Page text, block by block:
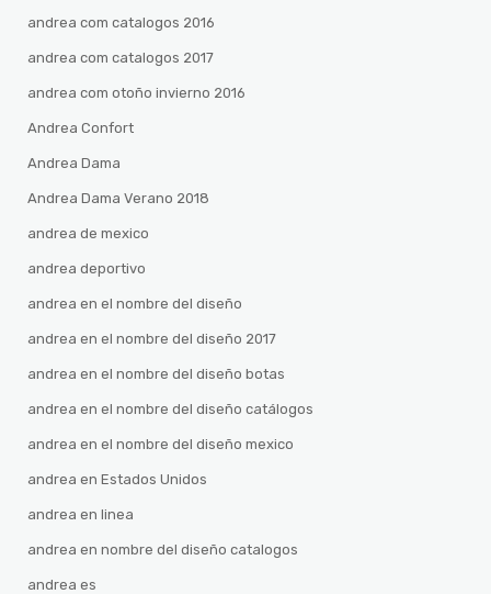
andrea com catalogos 2016
andrea com catalogos 2017
andrea com otoño invierno 2016
Andrea Confort
Andrea Dama
Andrea Dama Verano 2018
andrea de mexico
andrea deportivo
andrea en el nombre del diseño
andrea en el nombre del diseño 2017
andrea en el nombre del diseño botas
andrea en el nombre del diseño catálogos
andrea en el nombre del diseño mexico
andrea en Estados Unidos
andrea en linea
andrea en nombre del diseño catalogos
andrea es